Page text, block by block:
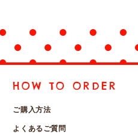
HOW TO ORDER
ご購入方法
よくあるご質問